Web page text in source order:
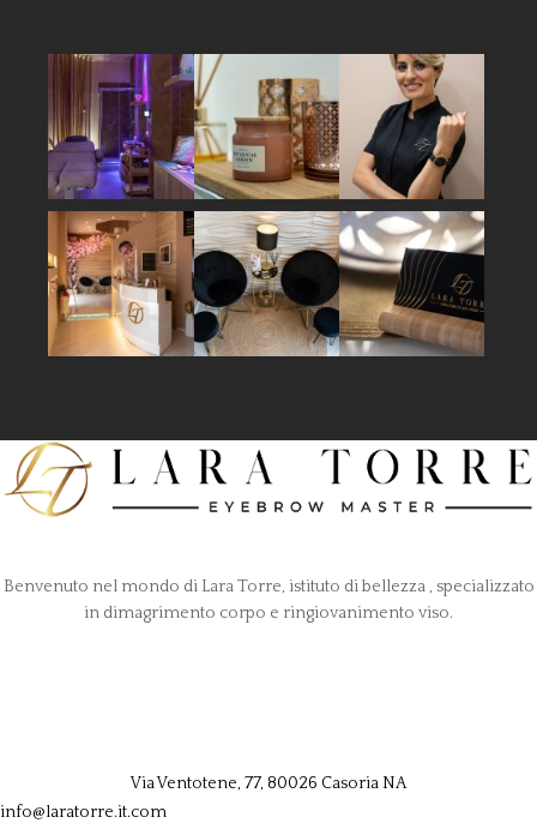
Benvenuto nel mondo di Lara Torre, istituto di bellezza , specializzato
in dimagrimento corpo e ringiovanimento viso.
Via Ventotene, 77, 80026 Casoria NA
info@laratorre.it.com